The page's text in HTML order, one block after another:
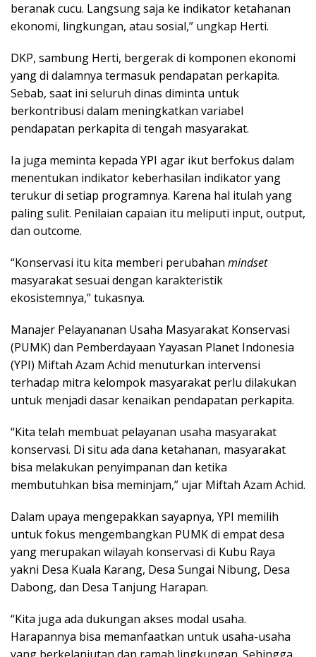
beranak cucu. Langsung saja ke indikator ketahanan
ekonomi, lingkungan, atau sosial,” ungkap Herti.
DKP, sambung Herti, bergerak di komponen ekonomi
yang di dalamnya termasuk pendapatan perkapita.
Sebab, saat ini seluruh dinas diminta untuk
berkontribusi dalam meningkatkan variabel
pendapatan perkapita di tengah masyarakat.
Ia juga meminta kepada YPI agar ikut berfokus dalam
menentukan indikator keberhasilan indikator yang
terukur di setiap programnya. Karena hal itulah yang
paling sulit. Penilaian capaian itu meliputi input, output,
dan outcome.
“Konservasi itu kita memberi perubahan mindset
masyarakat sesuai dengan karakteristik
ekosistemnya,” tukasnya.
Manajer Pelayananan Usaha Masyarakat Konservasi
(PUMK) dan Pemberdayaan Yayasan Planet Indonesia
(YPI) Miftah Azam Achid menuturkan intervensi
terhadap mitra kelompok masyarakat perlu dilakukan
untuk menjadi dasar kenaikan pendapatan perkapita.
“Kita telah membuat pelayanan usaha masyarakat
konservasi. Di situ ada dana ketahanan, masyarakat
bisa melakukan penyimpanan dan ketika
membutuhkan bisa meminjam,” ujar Miftah Azam Achid.
Dalam upaya mengepakkan sayapnya, YPI memilih
untuk fokus mengembangkan PUMK di empat desa
yang merupakan wilayah konservasi di Kubu Raya
yakni Desa Kuala Karang, Desa Sungai Nibung, Desa
Dabong, dan Desa Tanjung Harapan.
“Kita juga ada dukungan akses modal usaha.
Harapannya bisa memanfaatkan untuk usaha-usaha